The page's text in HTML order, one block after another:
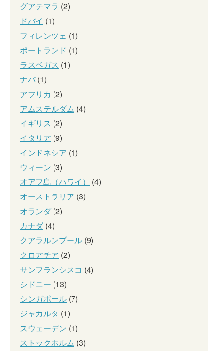
グアテマラ (2)
ドバイ (1)
フィレンツェ (1)
ポートランド (1)
ラスベガス (1)
ナパ (1)
アフリカ (2)
アムステルダム (4)
イギリス (2)
イタリア (9)
インドネシア (1)
ウィーン (3)
オアフ島（ハワイ）
(4)
オーストラリア (3)
オランダ(2)
カナダ(4)
クアラルンプール (9)
クロアチア (2)
サンフランシスコ (4)
シドニー (13)
シンガポール (7)
ジャカルタ (1)
スウェーデン (1)
ストックホルム (3)